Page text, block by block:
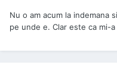
Nu o am acum la indemana
pe unde e. Clar este ca mi-